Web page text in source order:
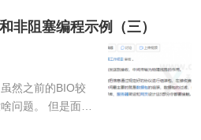
auto-
...
非阻塞编程示例（三）
然之前的BIO较
但是面对